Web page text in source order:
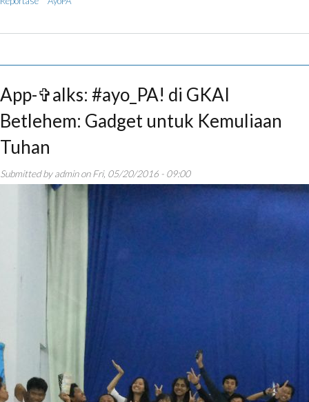
App-✞alks: #ayo_PA! di GKAI
Betlehem: Gadget untuk Kemuliaan
Tuhan
Submitted byadmin onFri, 05/20/2016 - 09:00